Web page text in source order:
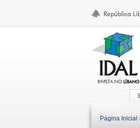
Página Inicial